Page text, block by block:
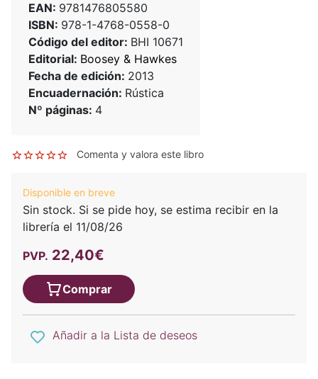
EAN: 9781476805580
ISBN: 978-1-4768-0558-0
Código del editor: BHI 10671
Editorial: Boosey & Hawkes
Fecha de edición: 2013
Encuadernación: Rústica
Nº páginas: 4
Comenta y valora este libro
Disponible en breve
Sin stock. Si se pide hoy, se estima recibir en la
librería el 11/08/26
PVP. 22,40€
Comprar
Añadir a la Lista de deseos